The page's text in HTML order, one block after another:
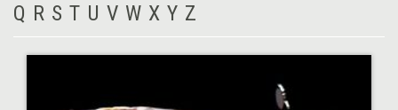
Q R S T U V W X Y Z